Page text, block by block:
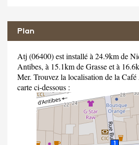
Plan
Atj (06400) est installé à 24.9km de
Antibes, à 15.1km de Grasse et à
Mer. Trouvez la localisation de la
carte ci-dessous :